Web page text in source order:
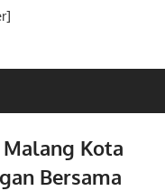
Malang Kota
Bersama